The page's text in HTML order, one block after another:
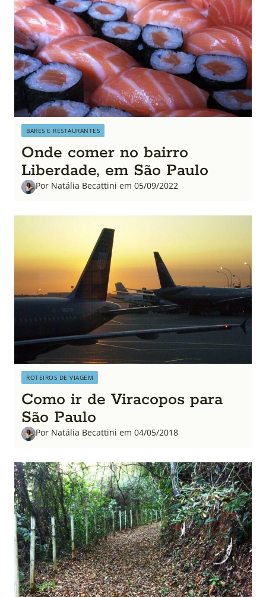
BARES E RESTAURANTES
Onde comer no bairro
Liberdade, em São Paulo
Por Natália Becattini em 05/09/2022
ROTEIROS DE VIAGEM
Como ir de Viracopos para
São Paulo
Por Natália Becattini em 04/05/2018